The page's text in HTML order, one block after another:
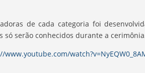
de cada categoria foi
só serão conhecidos durante a
www.youtube.com/